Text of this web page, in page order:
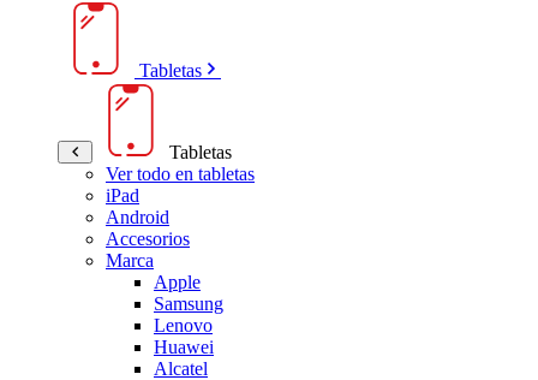
Tabletas
Tabletas
Ver todo en tabletas
iPad
Android
Accesorios
Marca
Apple
Samsung
Lenovo
Huawei
Alcatel